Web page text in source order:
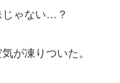
じゃない…？
が凍りついた。